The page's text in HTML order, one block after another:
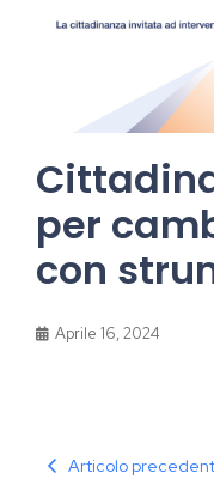
per
con
Aprile 16, 2024
Articolo